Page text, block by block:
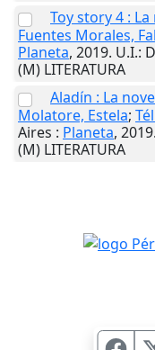
Toy story 4 : La
Fuentes Morales,
Planeta, 2019. U.I.:
(M) LITERATURA
Aladín : La
Molatore, Estela;
Aires : Planeta, 2019.
(M) LITERATURA